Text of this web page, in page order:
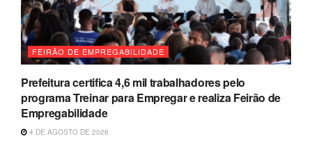
FEIRÃO DE EMPREGABILIDADE
Prefeitura certifica 4,6 mil trabalhadores pelo
programa Treinar para Empregar e realiza Feirão de
Empregabilidade
4 DE AGOSTO DE 2026